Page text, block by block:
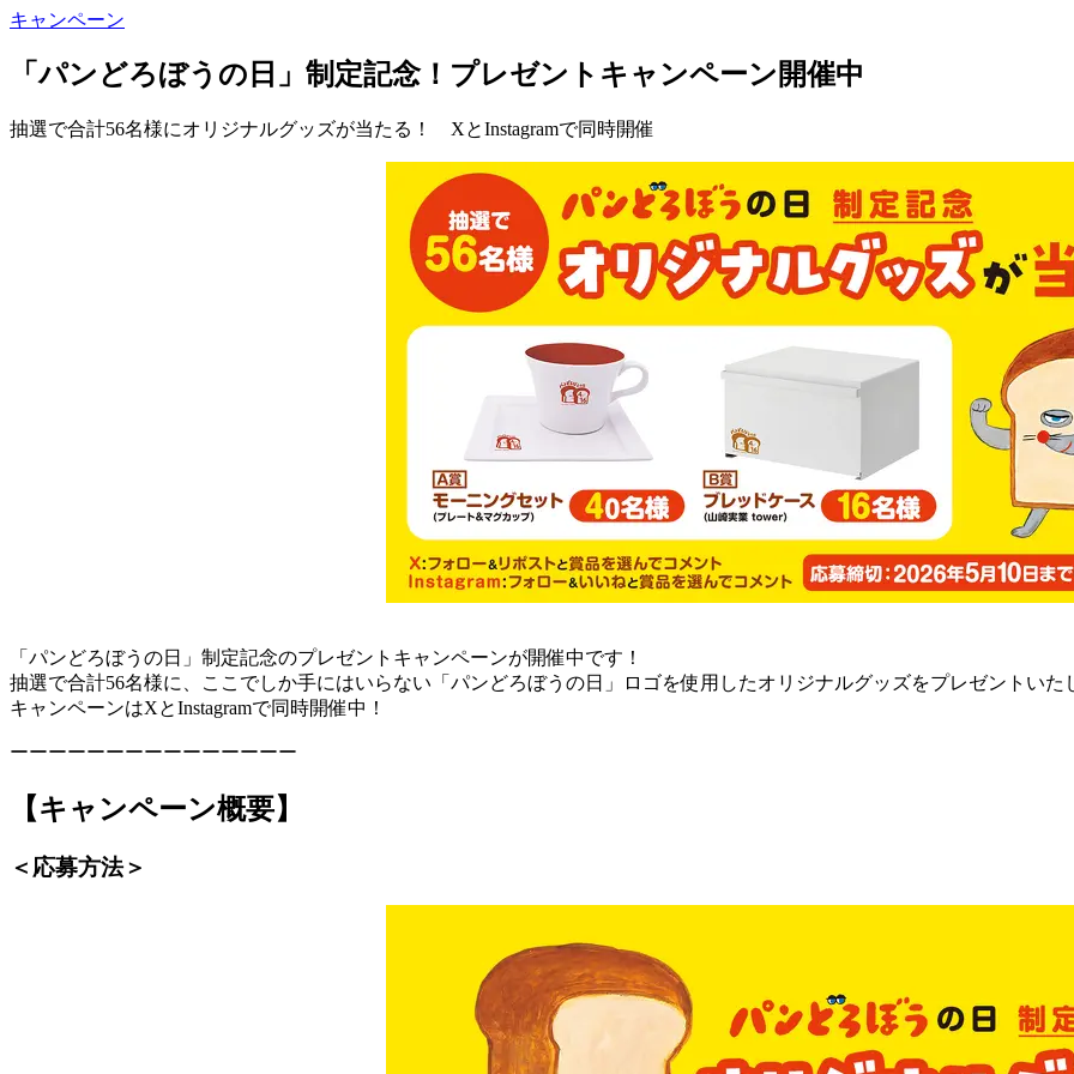
キャンペーン
「パンどろぼうの日」制定記念！プレゼントキャンペーン開催中
抽選で合計56名様にオリジナルグッズが当たる！ XとInstagramで同時開催
「パンどろぼうの日」制定記念のプレゼントキャンペーンが開催中です！
抽選で合計56名様に、ここでしか手にはいらない「パンどろぼうの日」ロゴを使用したオリジナルグッズをプレゼントいた
キャンペーンはXとInstagramで同時開催中！
ーーーーーーーーーーーーーーー
【キャンペーン概要】
＜応募方法＞